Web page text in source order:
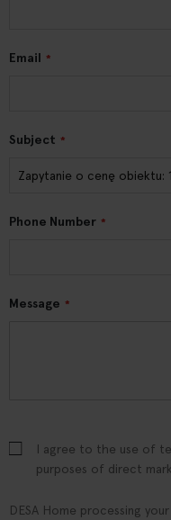
Email
Subject
Phone Number
Message
I agree to the use of
purposes of direct
DESA Home processing